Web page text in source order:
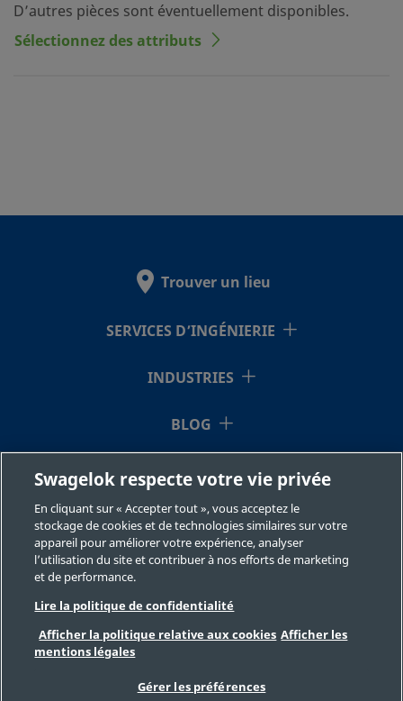
D’autres pièces sont éventuellement disponibles.
Sélectionnez des attributs
Trouver un lieu
SERVICES D’INGÉNIERIE
INDUSTRIES
BLOG
RESSOURCES
À NOTRE SUJET
©2026 Swagelok Company. Tous droits réservés.
Sélection des produits en toute sécurité
Swagelok respecte votre vie privée
En cliquant sur « Accepter tout », vous acceptez le
stockage de cookies et de technologies similaires sur votre
appareil pour améliorer votre expérience, analyser
l’utilisation du site et contribuer à nos efforts de marketing
et de performance.
Lire la politique de confidentialité
Afficher la politique relative aux cookies Afficher les
mentions légales
Gérer les préférences